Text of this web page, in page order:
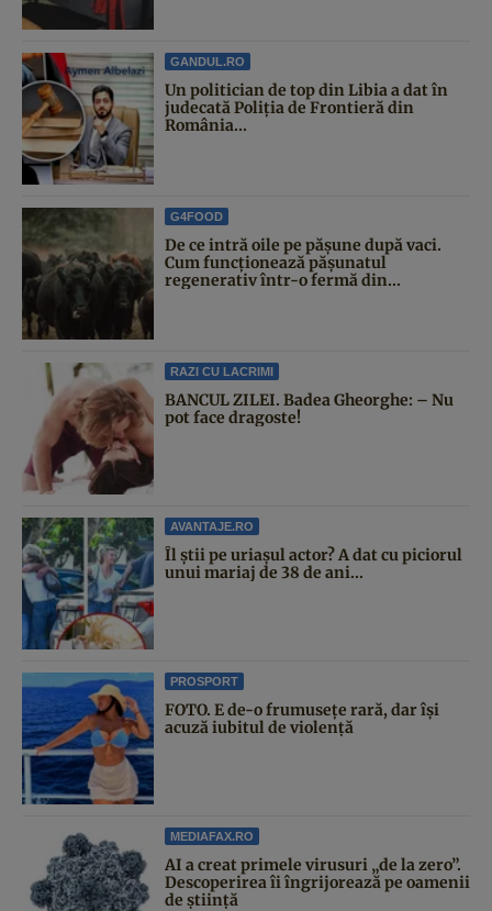
GANDUL.RO
Un politician de top din Libia a dat în
judecată Poliția de Frontieră din
România...
G4FOOD
De ce intră oile pe pășune după vaci.
Cum funcționează pășunatul
regenerativ într-o fermă din...
RAZI CU LACRIMI
BANCUL ZILEI. Badea Gheorghe: – Nu
pot face dragoste!
AVANTAJE.RO
Îl știi pe uriașul actor? A dat cu piciorul
unui mariaj de 38 de ani...
PROSPORT
FOTO. E de-o frumusețe rară, dar își
acuză iubitul de violență
MEDIAFAX.RO
AI a creat primele virusuri „de la zero”.
Descoperirea îi îngrijorează pe oamenii
de știință